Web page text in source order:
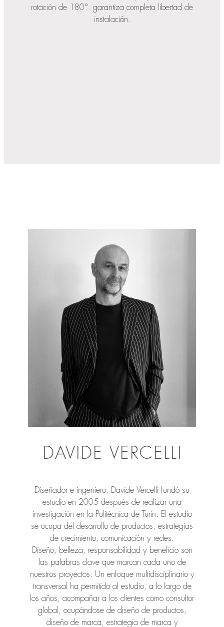
rotación de 180°. garantiza completa libertad de
instalación.
DAVIDE VERCELLI
Diseñador e ingeniero, Davide Vercelli fundó su
estudio en 2005 después de realizar una
investigación en la Politécnica de Turín. El estudio
se ocupa del desarrollo de productos, estrategias
de crecimiento, comunicación y redes.
Diseño, belleza, responsabilidad y beneficio son
las palabras clave que marcan cada uno de
nuestros proyectos. Un enfoque multidisciplinario y
transversal ha permitido al estudio, a lo largo de
los años, acompañar a los clientes como consultor
global, ocupándose de diseño de productos,
diseño de marca, estrategia de marca y